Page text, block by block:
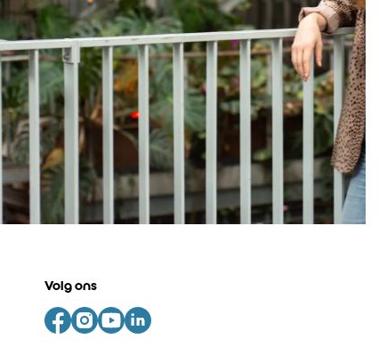
Volg ons